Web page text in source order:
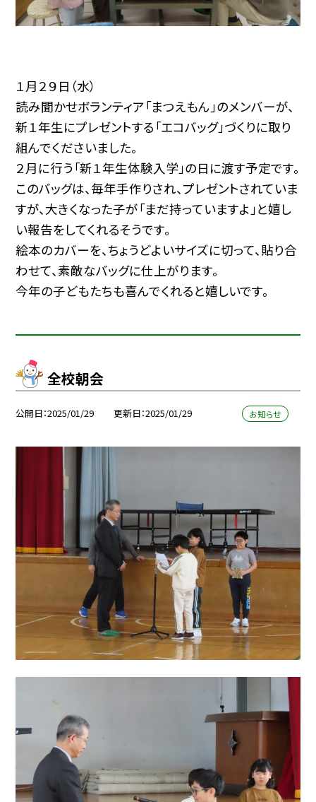
１月２９日（水）
読み聞かせボランティア「まつえもん」のメンバーが、
新１年生にプレゼントする「エコバッグ」づくりに取り
組んでくださいました。
２月に行う「新１年生体験入学」の日に渡す予定です。
このバッグは、毎年手作りされ、プレゼントされていま
すが、大きくなった子が「まだ持っていますよ」と嬉し
い報告をしてくれるそうです。
絵本のカバーを、ちょうどよいサイズに切って、貼り合
わせて、素敵なバッグに仕上がります。
今年の子どもたちも喜んでくれると嬉しいです。
全校朝会
公開日 2025/01/29 更新日 2025/01/29 お知らせ